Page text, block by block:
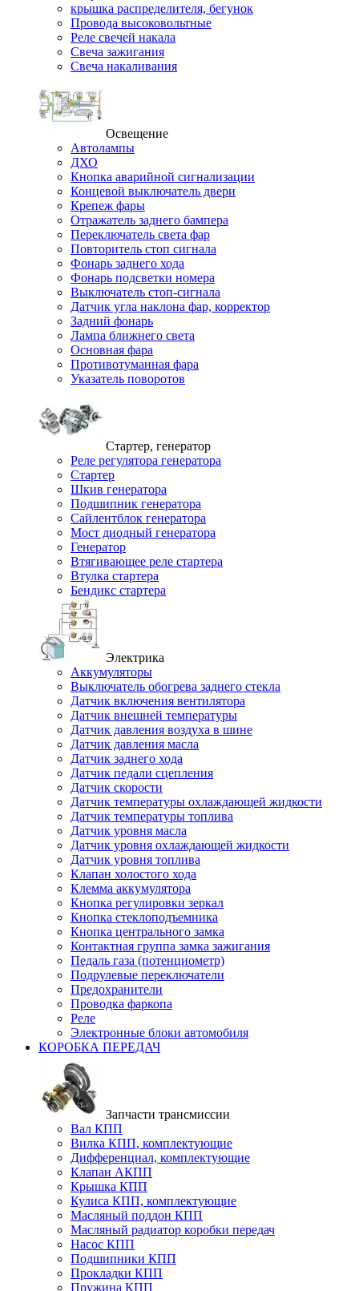
крышка распределителя, бегунок
Провода высоковольтные
Реле свечей накала
Свеча зажигания
Свеча накаливания
Освещение
Автолампы
ДХО
Кнопка аварийной сигнализации
Концевой выключатель двери
Крепеж фары
Отражатель заднего бампера
Переключатель света фар
Повторитель стоп сигнала
Фонарь заднего хода
Фонарь подсветки номера
Выключатель стоп-сигнала
Датчик угла наклона фар, корректор
Задний фонарь
Лампа ближнего света
Основная фара
Противотуманная фара
Указатель поворотов
Стартер, генератор
Реле регулятора генератора
Стартер
Шкив генератора
Подшипник генератора
Сайлентблок генератора
Мост диодный генератора
Генератор
Втягивающее реле стартера
Втулка стартера
Бендикс стартера
Электрика
Аккумуляторы
Выключатель обогрева заднего стекла
Датчик включения вентилятора
Датчик внешней температуры
Датчик давления воздуха в шине
Датчик давления масла
Датчик заднего хода
Датчик педали сцепления
Датчик скорости
Датчик температуры охлаждающей жидкости
Датчик температуры топлива
Датчик уровня масла
Датчик уровня охлаждающей жидкости
Датчик уровня топлива
Клапан холостого хода
Клемма аккумулятора
Кнопка регулировки зеркал
Кнопка стеклоподъемника
Кнопка центрального замка
Контактная группа замка зажигания
Педаль газа (потенциометр)
Подрулевые переключатели
Предохранители
Проводка фаркопа
Реле
Электронные блоки автомобиля
КОРОБКА ПЕРЕДАЧ
Запчасти трансмиссии
Вал КПП
Вилка КПП, комплектующие
Дифференциал, комплектующие
Клапан АКПП
Крышка КПП
Кулиса КПП, комплектующие
Масляный поддон КПП
Масляный радиатор коробки передач
Насос КПП
Подшипники КПП
Прокладки КПП
Пружина КПП